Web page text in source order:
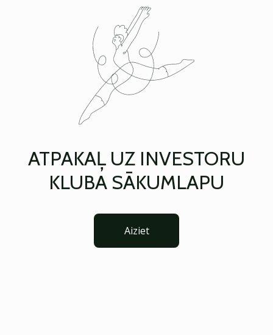
ATPAKAĻ UZ INVESTORU
KLUBA SĀKUMLAPU
Aiziet